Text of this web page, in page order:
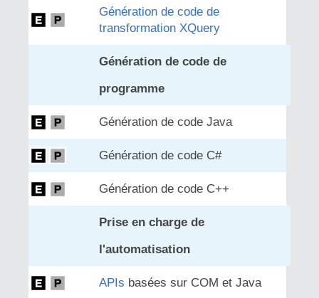
Génération de code de
transformation XQuery
Génération de code de
programme
Génération de code Java
Génération de code C#
Génération de code C++
Prise en charge de
l'automatisation
APIs basées sur COM et Java